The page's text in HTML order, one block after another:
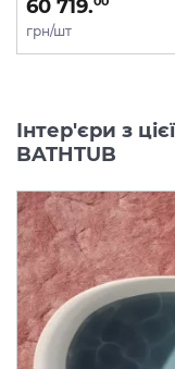
60 719.
грн/шт
Інтер'єри з
BATHTUB